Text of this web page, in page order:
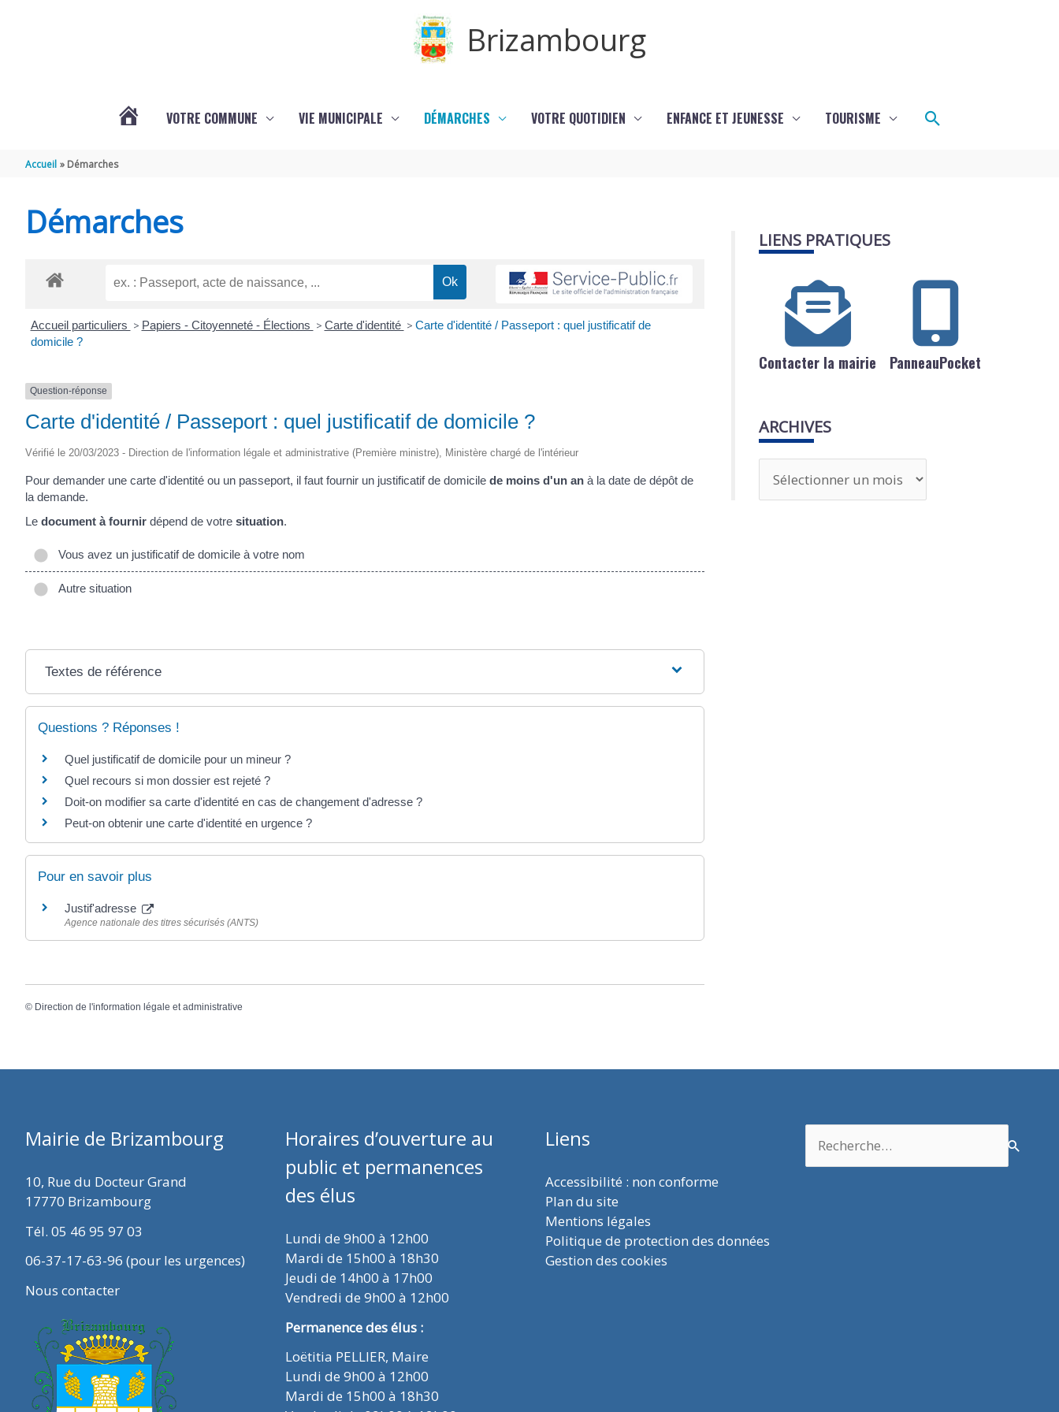
Brizambourg
VOTRE COMMUNE VIE MUNICIPALE DÉMARCHES VOTRE QUOTIDIEN ENFANCE ET JEUNESSE TOURISME Rechercher
Accueil Démarches
Démarches
Accueil particuliers > Papiers - Citoyenneté - Élections > Carte d'identité > Carte d'identité / Passeport : quel justificatif de
domicile ?
Question-réponse
Carte d'identité / Passeport : quel justificatif de domicile ?
Vérifié le 20/03/2023 - Direction de l'information légale et administrative (Première ministre), Ministère chargé de l'intérieur
Pour demander une carte d'identité ou un passeport, il faut fournir un justificatif de domicile de moins d'un an à la date de dépôt de
la demande.
Le document à fournir dépend de votre situation.
Vous avez un justificatif de domicile à votre nom
Autre situation
Textes de référence
Questions ? Réponses !
Quel justificatif de domicile pour un mineur ?
Quel recours si mon dossier est rejeté ?
Doit-on modifier sa carte d'identité en cas de changement d'adresse ?
Peut-on obtenir une carte d'identité en urgence ?
Pour en savoir plus
Justif'adresse
Agence nationale des titres sécurisés (ANTS)
© Direction de l'information légale et administrative
LIENS PRATIQUES
Contacter la mairie PanneauPocket
ARCHIVES
r
Mairie de Brizambourg
10, Rue du Docteur Grand
17770 Brizambourg
Tél. 05 46 95 97 03
06-37-17-63-96 (pour les urgences)
Nous contacter
Horaires d’ouverture au
public et permanences
des élus
Lundi de 9h00 à 12h00
Mardi de 15h00 à 18h30
Jeudi de 14h00 à 17h00
Vendredi de 9h00 à 12h00
Permanence des élus :
Loëtitia PELLIER, Maire
Lundi de 9h00 à 12h00
Mardi de 15h00 à 18h30
Liens
Accessibilité : non conforme
Plan du site
Mentions légales
Politique de protection des données
Gestion des cookies